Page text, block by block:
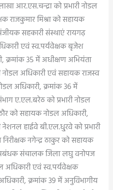
आर.एस.चन्द्रा को प्रभारी नोडल
राजकुमार मिश्रा को सहायक
सहकारी संस्थाएं रायगढ़
एवं स्व.पर्यवेक्षक बृजेश
क्रमांक 35 में अधीक्षण अभियंता
नोडल अधिकारी एवं सहायक राजस्व
अधिकारी, क्रमांक 36 में
ए.एल.बरेठ को प्रभारी नोडल
को सहायक नोडल अधिकारी,
हाईवे बी.एल.धु्रवे को प्रभारी
नगेन्द्र ठाकुर को सहायक
संचालक जिला लघु वनोपज
अधिकारी एवं स्व.पर्यवेक्षक
क्रमांक 39 में अनुविभागीय